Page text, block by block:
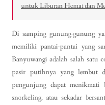
untuk Liburan Hemat dan
Di samping gunung-gunung
memiliki pantai-pantai yang
Banyuwangi adalah salah satu
pasir putihnya yang
pengunjung dapat menikmati
snorkeling, atau sekadar